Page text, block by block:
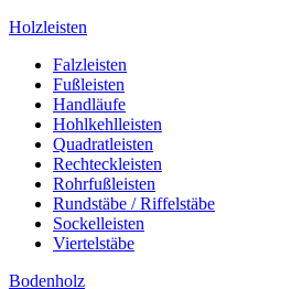
Holzleisten
Falzleisten
Fußleisten
Handläufe
Hohlkehlleisten
Quadratleisten
Rechteckleisten
Rohrfußleisten
Rundstäbe / Riffelstäbe
Sockelleisten
Viertelstäbe
Bodenholz